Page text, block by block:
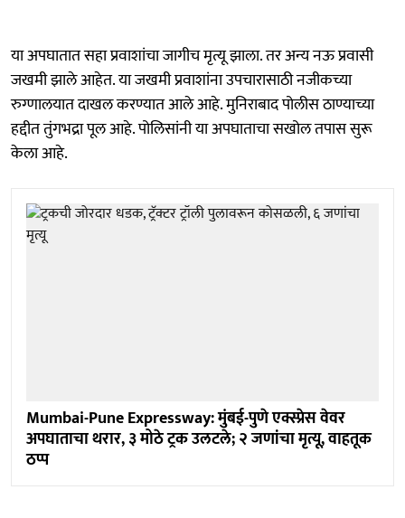
या अपघातात सहा प्रवाशांचा जागीच मृत्यू झाला. तर अन्य नऊ प्रवासी
जखमी झाले आहेत. या जखमी प्रवाशांना उपचारासाठी नजीकच्या
रुग्णालयात दाखल करण्यात आले आहे. मुनिराबाद पोलीस ठाण्याच्या
हद्दीत तुंगभद्रा पूल आहे. पोलिसांनी या अपघाताचा सखोल तपास सुरू
केला आहे.
Mumbai-Pune Expressway: मुंबई-पुणे एक्स्प्रेस वेवर
अपघाताचा थरार, ३ मोठे ट्रक उलटले; २ जणांचा मृत्यू, वाहतूक
ठप्प